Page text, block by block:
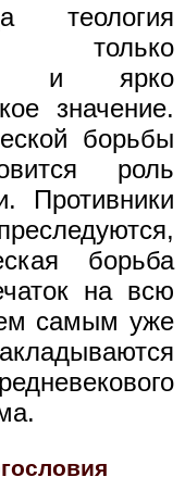
теология
только
но и ярко
значение.
борьбы
роль
Противники
борьба
на всю
самым уже